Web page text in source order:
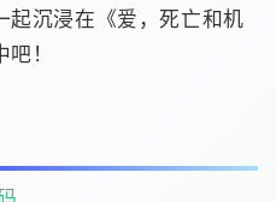
起沉浸在《爱，死亡和机
！